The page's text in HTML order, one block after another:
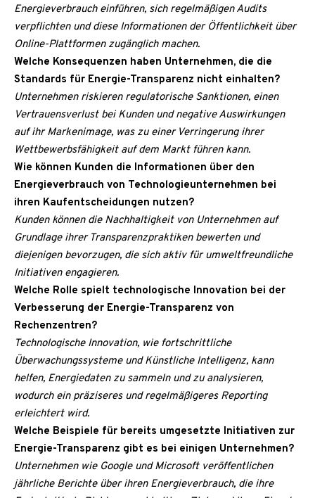
Energieverbrauch einführen, sich regelmäßigen Audits
verpflichten und diese Informationen der Öffentlichkeit über
Online-Plattformen zugänglich machen.
Welche Konsequenzen haben Unternehmen, die die
Standards für Energie-Transparenz nicht einhalten?
Unternehmen riskieren regulatorische Sanktionen, einen
Vertrauensverlust bei Kunden und negative Auswirkungen
auf ihr Markenimage, was zu einer Verringerung ihrer
Wettbewerbsfähigkeit auf dem Markt führen kann.
Wie können Kunden die Informationen über den
Energieverbrauch von Technologieunternehmen bei
ihren Kaufentscheidungen nutzen?
Kunden können die Nachhaltigkeit von Unternehmen auf
Grundlage ihrer Transparenzpraktiken bewerten und
diejenigen bevorzugen, die sich aktiv für umweltfreundliche
Initiativen engagieren.
Welche Rolle spielt technologische Innovation bei der
Verbesserung der Energie-Transparenz von
Rechenzentren?
Technologische Innovation, wie fortschrittliche
Überwachungssysteme und Künstliche Intelligenz, kann
helfen, Energiedaten zu sammeln und zu analysieren,
wodurch ein präziseres und regelmäßigeres Reporting
erleichtert wird.
Welche Beispiele für bereits umgesetzte Initiativen zur
Energie-Transparenz gibt es bei einigen Unternehmen?
Unternehmen wie Google und Microsoft veröffentlichen
jährliche Berichte über ihren Energieverbrauch, die ihre